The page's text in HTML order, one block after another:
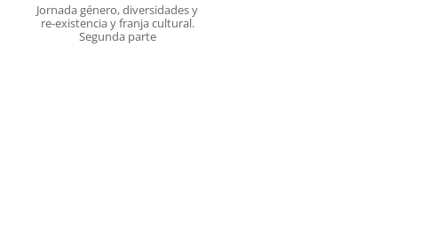
Jornada género, diversidades y
re-existencia y franja cultural.
Segunda parte